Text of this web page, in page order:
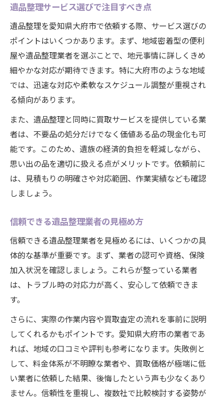
遺品整理サービス選びで注目すべき点
遺品整理を愛知県大府市で依頼する際、サービス選びの
ポイントはいくつかあります。まず、地域密着型の便利
屋や遺品整理業者を選ぶことで、地元事情に詳しくきめ
細やかな対応が期待できます。特に大府市のような地域
では、迅速な対応や柔軟なスケジュール調整が重視され
る傾向があります。
また、遺品整理と同時に買取サービスを提供している業
者は、不要品の処分だけでなく価値ある品の現金化も可
能です。このため、遺族の経済的負担を軽減しながら、
思い出の品を適切に扱える点がメリットです。依頼前に
は、見積もりの明確さや対応範囲、作業実績なども確認
しましょう。
信頼できる遺品整理業者の見極め方
信頼できる遺品整理業者を見極めるには、いくつかの具
体的な基準が重要です。まず、業者の認可や資格、保険
加入状況を確認しましょう。これらが整っている業者
は、トラブル時の対応力が高く、安心して依頼できま
す。
さらに、実際の作業内容や買取査定の流れを事前に説明
してくれるかもポイントです。愛知県大府市の業者であ
れば、地域の口コミや評判も参考になります。失敗例と
して、料金体系が不明瞭な業者や、買取価格が極端に低
い業者に依頼した結果、後悔したという声も少なくあり
ません。信頼性を重視し、複数社で比較検討する姿勢が